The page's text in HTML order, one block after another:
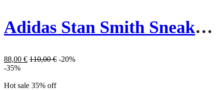
Adidas Stan Smith Sneakers Cloud EE5818 White / Core Black
88,00 € 110,00€ -20%
-35%
Hot sale 35% off